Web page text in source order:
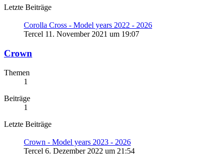
Letzte Beiträge
Corolla Cross - Model years 2022 - 2026
Tercel 11. November 2021 um 19:07
Crown
Themen
1
Beiträge
1
Letzte Beiträge
Crown - Model years 2023 - 2026
Tercel 6. Dezember 2022 um 21:54